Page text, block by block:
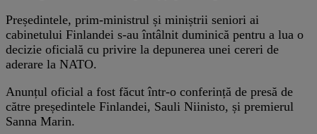
Președintele, prim-ministrul și miniștrii seniori ai
cabinetului Finlandei s-au întâlnit duminică pentru a lua o
decizie oficială cu privire la depunerea unei cereri de
aderare la NATO.
Anunțul oficial a fost făcut într-o conferință de presă de
către președintele Finlandei, Sauli Niinisto, și premierul
Sanna Marin.